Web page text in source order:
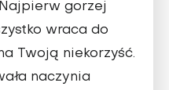
gorzej
wraca do
Twoją niekorzyść.
naczynia